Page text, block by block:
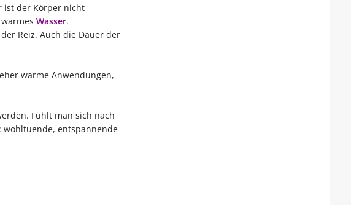
ist der Körper nicht
Wasser.
Reiz. Auch die Dauer der
warme Anwendungen,
Fühlt man sich nach
wohltuende, entspan­nende